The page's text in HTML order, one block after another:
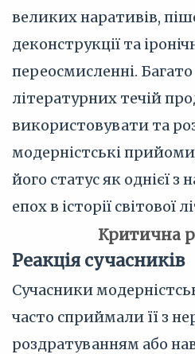
великих наративів,
деконструкції та
переосмисленні.
літературних течій
використовувати та
модерністські
його статус як однієї
епох в історії світової
Критична
Реакція сучасників
Сучасники
часто сприймали її з
роздратуванням або